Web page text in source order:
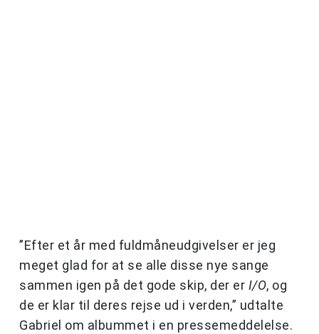
”Efter et år med fuldmåneudgivelser er jeg
meget glad for at se alle disse nye sange
sammen igen på det gode skip, der er I/O, og
de er klar til deres rejse ud i verden,” udtalte
Gabriel om albummet i en pressemeddelelse.